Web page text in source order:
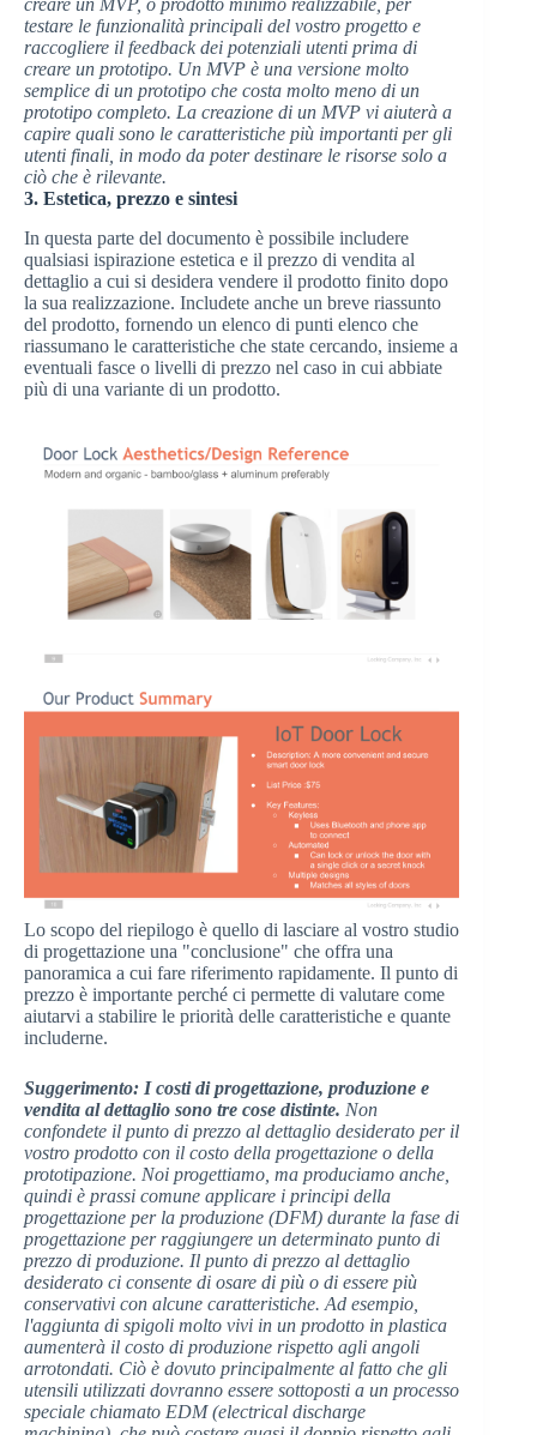
creare un MVP, o prodotto minimo realizzabile, per
testare le funzionalità principali del vostro progetto e
raccogliere il feedback dei potenziali utenti prima di
creare un prototipo. Un MVP è una versione molto
semplice di un prototipo che costa molto meno di un
prototipo completo. La creazione di un MVP vi aiuterà a
capire quali sono le caratteristiche più importanti per gli
utenti finali, in modo da poter destinare le risorse solo a
ciò che è rilevante.
3. Estetica, prezzo e sintesi
In questa parte del documento è possibile includere
qualsiasi ispirazione estetica e il prezzo di vendita al
dettaglio a cui si desidera vendere il prodotto finito dopo
la sua realizzazione. Includete anche un breve riassunto
del prodotto, fornendo un elenco di punti elenco che
riassumano le caratteristiche che state cercando, insieme a
eventuali fasce o livelli di prezzo nel caso in cui abbiate
più di una variante di un prodotto.
Lo scopo del riepilogo è quello di lasciare al vostro studio
di progettazione una "conclusione" che offra una
panoramica a cui fare riferimento rapidamente. Il punto di
prezzo è importante perché ci permette di valutare come
aiutarvi a stabilire le priorità delle caratteristiche e quante
includerne.
Suggerimento: I costi di progettazione, produzione e
vendita al dettaglio sono tre cose distinte. Non
confondete il punto di prezzo al dettaglio desiderato per il
vostro prodotto con il costo della progettazione o della
prototipazione. Noi progettiamo, ma produciamo anche,
quindi è prassi comune applicare i principi della
progettazione per la produzione (DFM) durante la fase di
progettazione per raggiungere un determinato punto di
prezzo di produzione. Il punto di prezzo al dettaglio
desiderato ci consente di osare di più o di essere più
conservativi con alcune caratteristiche. Ad esempio,
l'aggiunta di spigoli molto vivi in un prodotto in plastica
aumenterà il costo di produzione rispetto agli angoli
arrotondati. Ciò è dovuto principalmente al fatto che gli
utensili utilizzati dovranno essere sottoposti a un processo
speciale chiamato EDM (electrical discharge